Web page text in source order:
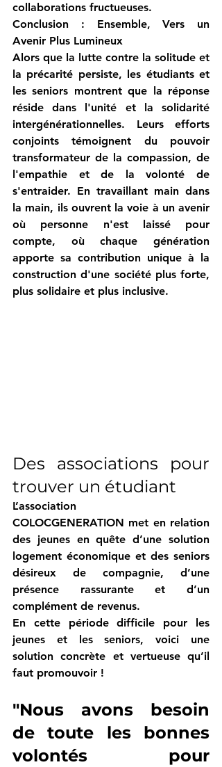
collaborations fructueuses.
Conclusion : Ensemble, Vers un
Avenir Plus Lumineux
Alors que la lutte contre la solitude et
la précarité persiste, les étudiants et
les seniors montrent que la réponse
réside dans l'unité et la solidarité
intergénérationnelles. Leurs efforts
conjoints témoignent du pouvoir
transformateur de la compassion, de
l'empathie et de la volonté de
s'entraider. En travaillant main dans
la main, ils ouvrent la voie à un avenir
où personne n'est laissé pour
compte, où chaque génération
apporte sa contribution unique à la
construction d'une société plus forte,
plus solidaire et plus inclusive.
Des associations pour
trouver un étudiant
L’association
COLOCGENERATION met en relation
des jeunes en quête d’une solution
logement économique et des seniors
désireux de compagnie, d’une
présence rassurante et d’un
complément de revenus.
En cette période difficile pour les
jeunes et les seniors, voici une
solution concrète et vertueuse qu’il
faut promouvoir !
"Nous avons besoin
de toute les bonnes
volontés pour